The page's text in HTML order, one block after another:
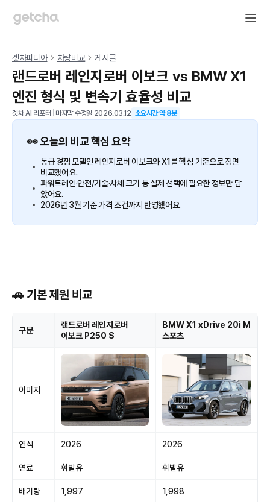
겟차피디아 차량비교 게시글
랜드로버 레인지로버 이보크 vs BMW X1
엔진 형식 및 변속기 효율성 비교
겟차 AI 리포터 마지막 수정일 2026.03.12 소요시간 약8분
👀 오늘의 비교 핵심 요약
동급 경쟁 모델인 레인지로버 이보크와 X1를 핵심 기준으로 정면
비교했어요.
파워트레인·안전/기술·차체 크기 등 실제 선택에 필요한 정보만 담
았어요.
2026년 3월 기준 가격 조건까지 반영했어요.
🚗 기본 제원 비교
구분
랜드로버 레인지로버
이보크 P250 S
BMW X1 xDrive 20i M
스포츠
이미지
연식 2026 2026
연료 휘발유 휘발유
배기량 1,997 1,998